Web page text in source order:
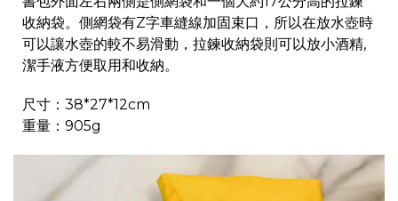
收納袋。側網袋有Z字車縫線加固束口，所以在放水壺時
可以讓水壺的較不易滑動，拉鍊收納袋則可以放小酒精,
潔手液方便取用和收納。
尺寸：38*27*12cm
重量：905g